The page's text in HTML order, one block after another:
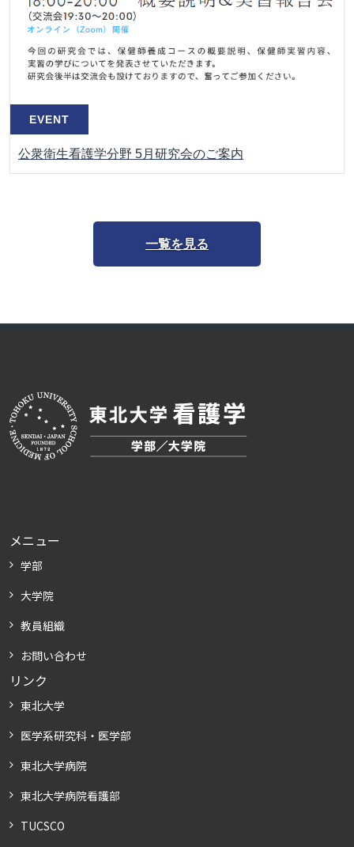
EVENT
公衆衛生看護学分野 5月研究会のご案内
一覧を見る
メニュー
学部
大学院
教員組織
お問い合わせ
リンク
東北大学
医学系研究科・医学部
東北大学病院
東北大学病院看護部
TUCSCO